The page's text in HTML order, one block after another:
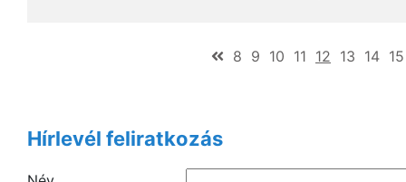
8 9 10 11 12 (current)
13 14 15
Hírlevél feliratkozás